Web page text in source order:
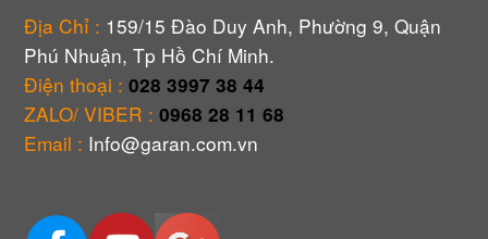
Địa Chỉ : 159/15 Đào Duy Anh, Phường 9, Quận
Phú Nhuận, Tp Hồ Chí Minh.
Điện thoại : 028 3997 38 44
ZALO/ VIBER : 0968 28 11 68
Email : Info@garan.com.vn